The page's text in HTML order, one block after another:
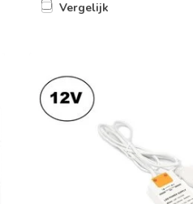
Vergelijk